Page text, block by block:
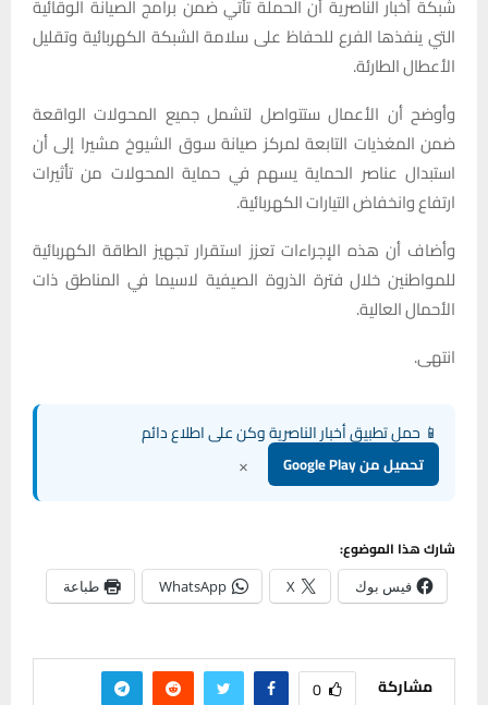
شبكة أخبار الناصرية أن الحملة تأتي ضمن برامج الصيانة الوقائية
التي ينفذها الفرع للحفاظ على سلامة الشبكة الكهربائية وتقليل
الأعطال الطارئة.
وأوضح أن الأعمال ستتواصل لتشمل جميع المحولات الواقعة
ضمن المغذيات التابعة لمركز صيانة سوق الشيوخ مشيرا إلى أن
استبدال عناصر الحماية يسهم في حماية المحولات من تأثيرات
ارتفاع وانخفاض التيارات الكهربائية.
وأضاف أن هذه الإجراءات تعزز استقرار تجهيز الطاقة الكهربائية
للمواطنين خلال فترة الذروة الصيفية لاسيما في المناطق ذات
الأحمال العالية.
انتهى.
📱 حمل تطبيق أخبار الناصرية وكن على اطلاع دائم
تحميل من Google Play ×
شارك هذا الموضوع:
فيس بوك X
WhatsApp طباعة
مشاركة 0